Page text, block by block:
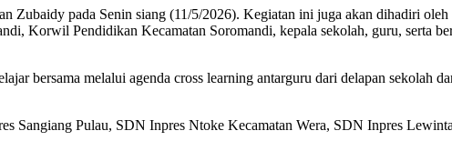
Zubaidy pada Senin siang (11/5/2026). Kegiatan ini juga akan dihadiri
Korwil Pendidikan Kecamatan Soromandi, kepala sekolah, guru, serta
bersama melalui agenda cross learning antarguru dari delapan sekolah
Sangiang Pulau, SDN Inpres Ntoke Kecamatan Wera, SDN Inpres